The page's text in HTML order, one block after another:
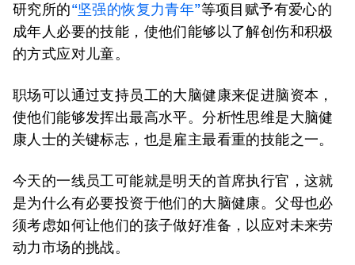
研究所的“坚强的恢复力青年”等项目赋予有爱心的
成年人必要的技能，使他们能够以了解创伤和积极
的方式应对儿童。
职场可以通过支持员工的大脑健康来促进脑资本，
使他们能够发挥出最高水平。分析性思维是大脑健
康人士的关键标志，也是雇主最看重的技能之一。
今天的一线员工可能就是明天的首席执行官，这就
是为什么有必要投资于他们的大脑健康。父母也必
须考虑如何让他们的孩子做好准备，以应对未来劳
动力市场的挑战。